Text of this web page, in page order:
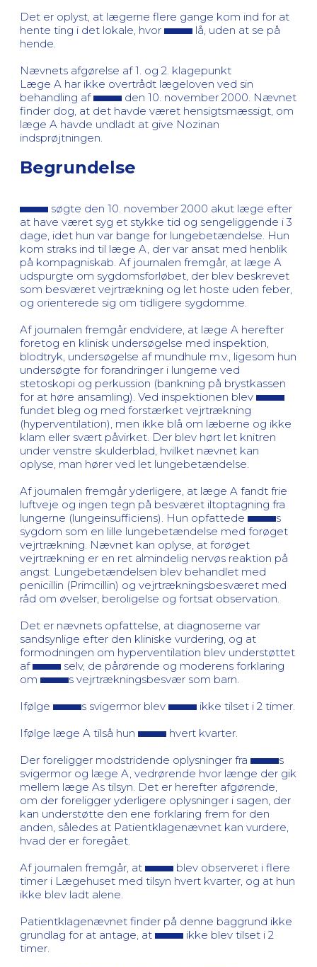
Det er oplyst, at lægerne flere gange kom ind for at
hente ting i det lokale, hvor
lå, uden at se på
hende.
Nævnets afgørelse af 1. og 2. klagepunkt
Læge A har ikke overtrådt lægeloven ved sin
behandling af
den 10. november 2000. Nævnet
finder dog, at det havde været hensigtsmæssigt, om
læge A havde undladt at give Nozinan
indsprøjtningen.
Begrundelse
søgte den 10. november 2000 akut læge efter
at have været syg et stykke tid og sengeliggende i 3
dage, idet hun var bange for lungebetændelse. Hun
kom straks ind til læge A, der var ansat med henblik
på kompagniskab. Af journalen fremgår, at læge A
udspurgte om sygdomsforløbet, der blev beskrevet
som besværet vejrtrækning og let hoste uden feber,
og orienterede sig om tidligere sygdomme.
Af journalen fremgår endvidere, at læge A herefter
foretog en klinisk undersøgelse med inspektion,
blodtryk, undersøgelse af mundhule m.v., ligesom hun
undersøgte for forandringer i lungerne ved
stetoskopi og perkussion (bankning på brystkassen
for at høre ansamling). Ved inspektionen blev
fundet bleg og med forstærket vejrtrækning
(hyperventilation), men ikke blå om læberne og ikke
klam eller svært påvirket. Der blev hørt let knitren
under venstre skulderblad, hvilket nævnet kan
oplyse, man hører ved let lungebetændelse.
Af journalen fremgår yderligere, at læge A fandt frie
luftveje og ingen tegn på besværet iltoptagning fra
lungerne (lungeinsufficiens). Hun opfattede
s
sygdom som en lille lungebetændelse med forøget
vejrtrækning. Nævnet kan oplyse, at forøget
vejrtrækning er en ret almindelig nervøs reaktion på
angst. Lungebetændelsen blev behandlet med
penicillin (Primcillin) og vejrtrækningsbesværet med
råd om øvelser, beroligelse og fortsat observation.
Det er nævnets opfattelse, at diagnoserne var
sandsynlige efter den kliniske vurdering, og at
formodningen om hyperventilation blev understøttet
af
selv, de pårørende og moderens forklaring
om
s vejrtrækningsbesvær som barn.
Ifølge
s svigermor blev
ikke tilset i 2 timer.
Ifølge læge A tilså hun
hvert kvarter.
Der foreligger modstridende oplysninger fra
s
svigermor og læge A, vedrørende hvor længe der gik
mellem læge As tilsyn. Det er herefter afgørende,
om der foreligger yderligere oplysninger i sagen, der
kan understøtte den ene forklaring frem for den
anden, således at Patientklagenævnet kan vurdere,
hvad der er foregået.
Af journalen fremgår, at
blev observeret i flere
timer i Lægehuset med tilsyn hvert kvarter, og at hun
ikke blev ladt alene.
Patientklagenævnet finder på denne baggrund ikke
grundlag for at antage, at
ikke blev tilset i 2
timer.